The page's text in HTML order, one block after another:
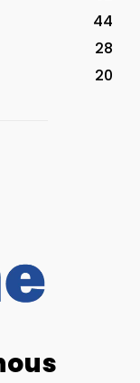
44
28
20